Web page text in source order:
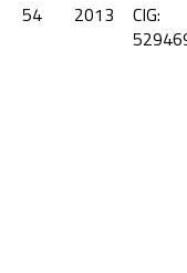
54
2013
CIG: